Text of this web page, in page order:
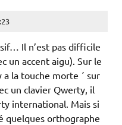
Il n’est pas difficile
un accent aigu). Sur le
la touche morte ´ sur
un clavier Qwerty, il
international. Mais si
quelques orthographe